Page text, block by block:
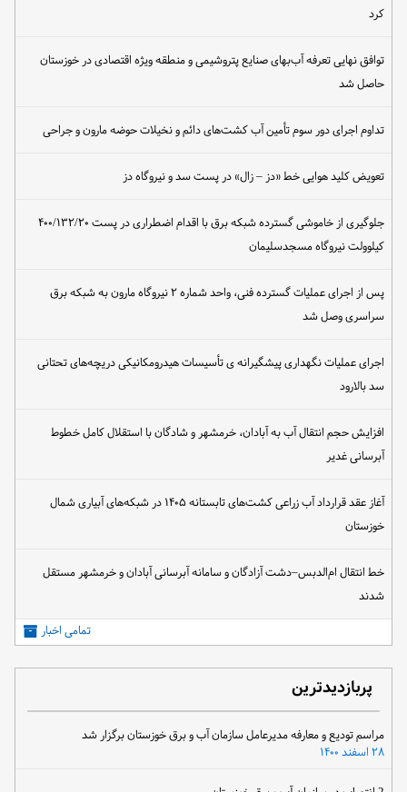
کرد
توافق نهایی تعرفه آب‌بهای صنایع پتروشیمی و منطقه ویژه اقتصادی در خوزستان
حاصل شد
تداوم اجرای دور سوم تأمین آب کشت‌های دائم و نخیلات حوضه مارون و جراحی
تعویض کلید هوایی خط «دز – زال» در پست سد و نیروگاه دز
جلوگیری از خاموشی گسترده شبکه برق با اقدام اضطراری در پست ۴۰۰/۱۳۲/۲۰
کیلوولت نیروگاه مسجدسلیمان
پس از اجرای عملیات گسترده فنی، واحد شماره ۲ نیروگاه مارون به شبکه برق
سراسری وصل شد
اجرای عملیات نگهداری پیشگیرانه ی تأسیسات هیدرومکانیکی دریچه‌های تحتانی
سد بالارود
افزایش حجم انتقال آب به آبادان، خرمشهر و شادگان با استقلال کامل خطوط
آبرسانی غدیر
آغاز عقد قرارداد آب زراعی کشت‌های تابستانه ۱۴۰۵ در شبکه‌های آبیاری شمال
خوزستان
خط انتقال ام‌الدبس–دشت آزادگان و سامانه آبرسانی آبادان و خرمشهر مستقل
شدند
تمامی اخبار
پربازدیدترین
مراسم تودیع و معارفه مدیرعامل سازمان آب و برق خوزستان برگزار شد
۲۸ اسفند ۱۴۰۰